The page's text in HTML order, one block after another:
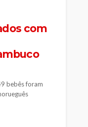
com
bebês foram